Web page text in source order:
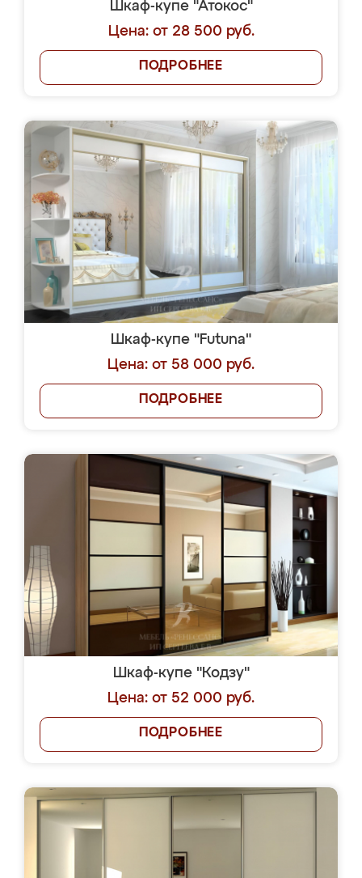
Шкаф-купе "Атокос"
Цена: от 28 500 руб.
ПОДРОБНЕЕ
Шкаф-купе "Futuna"
Цена: от 58 000 руб.
ПОДРОБНЕЕ
Шкаф-купе "Кодзу"
Цена: от 52 000 руб.
ПОДРОБНЕЕ